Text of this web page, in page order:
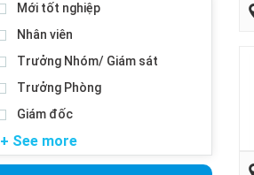
Mới tốt nghiệp
Nhân viên
Trưởng Nhóm/ Giám sát
Trưởng Phòng
Giám đốc
+ See more